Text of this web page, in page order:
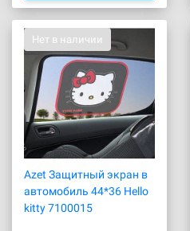
Нет в наличии
Azet Защитный экран в
автомобиль 44*36 Hello
kitty 7100015